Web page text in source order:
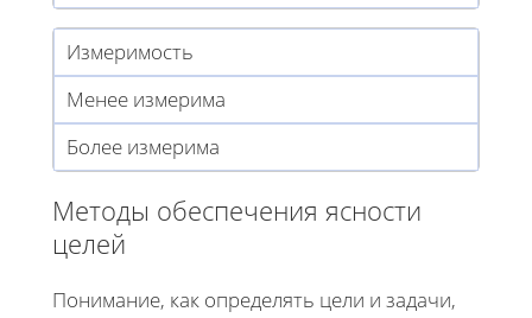
Измеримость
Менее измерима
Более измерима
Методы обеспечения ясности
целей
Понимание, как определять цели и задачи,